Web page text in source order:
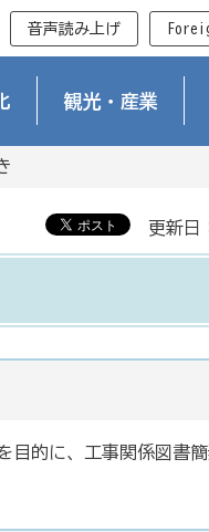
音声読み上げ
観光・産業
更新日
目的に、工事関係図書